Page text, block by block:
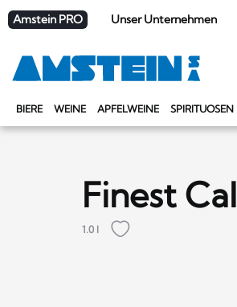
Amstein PRO Unser Unternehmen
BIERE WEINE APFELWEINE SPIRITUOSEN
Finest
1.0 l